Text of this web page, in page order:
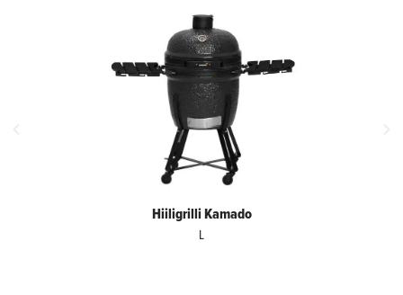
Hiiligrilli Kamado
L